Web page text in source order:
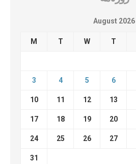
August 2026
M T W T
3 4 5 6
10 11 12 13
17 18 19 20
24 25 26 27
31